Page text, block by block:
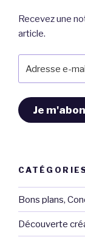
Recevez une
article.
e-
Je
Bons plans,
Découverte